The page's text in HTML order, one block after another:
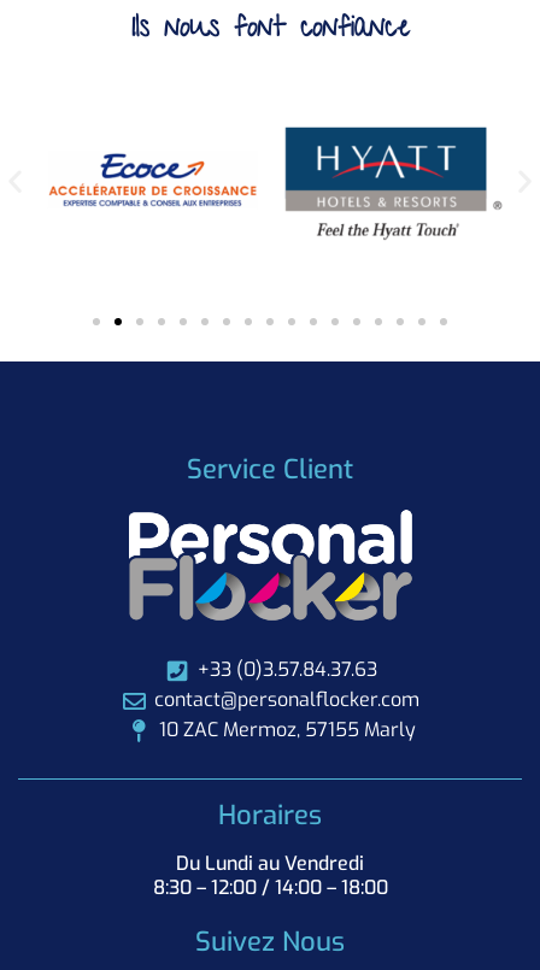
Ils nous font confiance
Service Client
+33 (0)3.57.84.37.63
contact@personalflocker.com
10 ZAC Mermoz, 57155 Marly
Horaires
Du Lundi au Vendredi
8:30 – 12:00 / 14:00 – 18:00
Suivez Nous